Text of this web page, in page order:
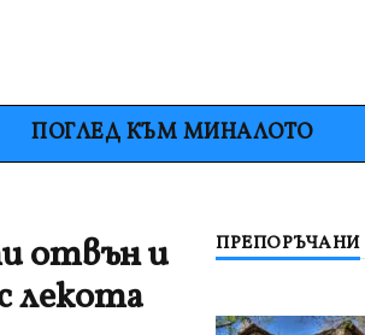
ПОГЛЕД КЪМ МИНАЛОТО
отвън и
лекота
ПРЕПОРЪЧАНИ